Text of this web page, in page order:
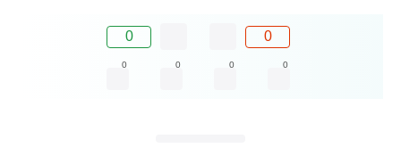
0 0
0 0 0 0